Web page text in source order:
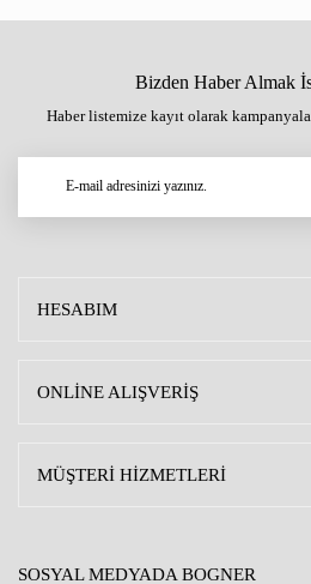
Bizden Haber Almak
Haber listemize kayıt olarak
HESABIM
ONLİNE ALIŞVERİŞ
MÜŞTERİ HİZMETLERİ
SOSYAL MEDYADA BOGNER